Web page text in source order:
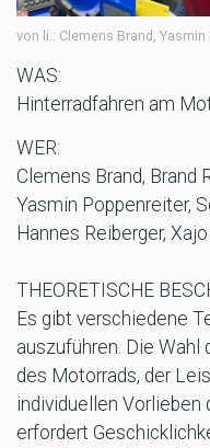
von li.: Clemens Brand,
WAS:
Hinterradfahren am
WER:
Clemens Brand, Brand
Yasmin Poppenreiter,
Hannes Reiberger, Xajo
THEORETISCHE
Es gibt verschiedene
auszuführen. Die Wahl
des Motorrads, der
individuellen Vorlieben
erfordert